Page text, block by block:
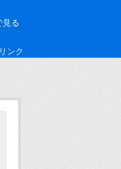
見る
リンク